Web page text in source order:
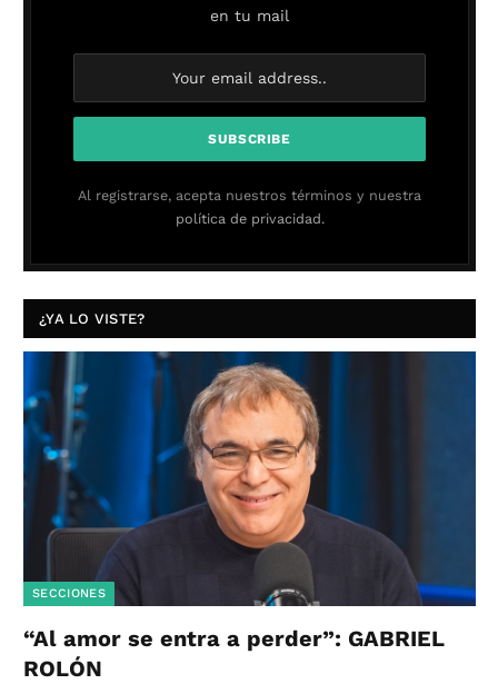
en tu mail
Al registrarse, acepta nuestros términos y nuestra
política de privacidad.
¿YA LO VISTE?
SECCIONES
“Al amor se entra a perder”: GABRIEL
ROLÓN